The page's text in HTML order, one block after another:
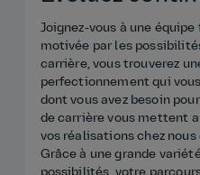
Joignez‑vous à une
motivée par les
carrière, vous trouverez
perfectionnement qui
dont vous avez besoin
de carrière vous mettent
vos réalisations chez
Grâce à une grande